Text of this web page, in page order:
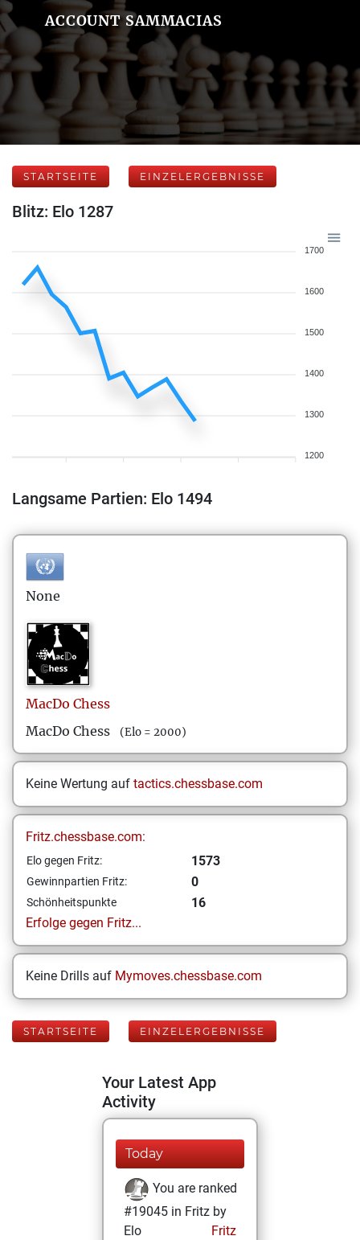
ACCOUNT SAMMACIAS
STARTSEITE EINZELERGEBNISSE
Blitz: Elo 1287
1700
1600
1500
1400
1300
1200
Langsame Partien: Elo 1494
None
MacDo Chess
MacDo Chess
(Elo = 2000)
Keine Wertung auf tactics.chessbase.com
Fritz.chessbase.com:
Elo gegen Fritz: 1573
Gewinnpartien Fritz: 0
Schönheitspunkte
16
Erfolge gegen Fritz...
Keine Drills auf Mymoves.chessbase.com
STARTSEITE EINZELERGEBNISSE
Your Latest App
Activity
Today
You are ranked
#19045 in Fritz by
Elo
Fritz